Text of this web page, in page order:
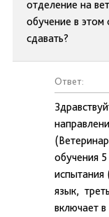
отделение на
обучение в этом
сдавать?
Ответ:
обучения
испытания
язык,
включает